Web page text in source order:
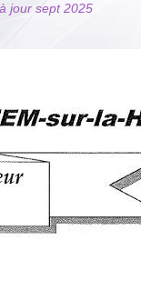
jour sept 2025